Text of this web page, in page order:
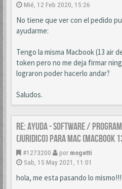
Mié, 12 Feb 2020, 15:26
No tiene que ver con el pedido
ayudarme:
Tengo la misma Macbook (13 air
token pero no me deja firmar
lograron poder hacerlo andar?
Saludos.
Re: AYUDA - SOFTWARE /
(JURIDICO) PARA MAC (MACBOOK
#1273200 por mogetti
Sab, 15 May 2021, 11:01
hola, me esta pasando lo